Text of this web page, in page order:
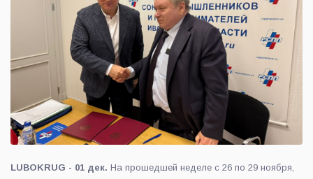
LUBOKRUG - 01 дек. На прошедшей неделе с 26 по 29 ноября,